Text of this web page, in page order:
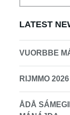
LATEST
VUORBBE
RIJMMO 2026
ÅDÅ